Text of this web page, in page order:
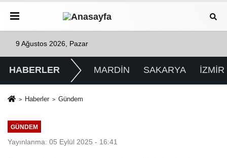
9 Ağustos 2026, Pazar
HABERLER MARDİN SAKARYA İZMİR
Haberler Gündem
GÜNDEM
Yayınlanma: 05 Eylül 2025 - 16:41